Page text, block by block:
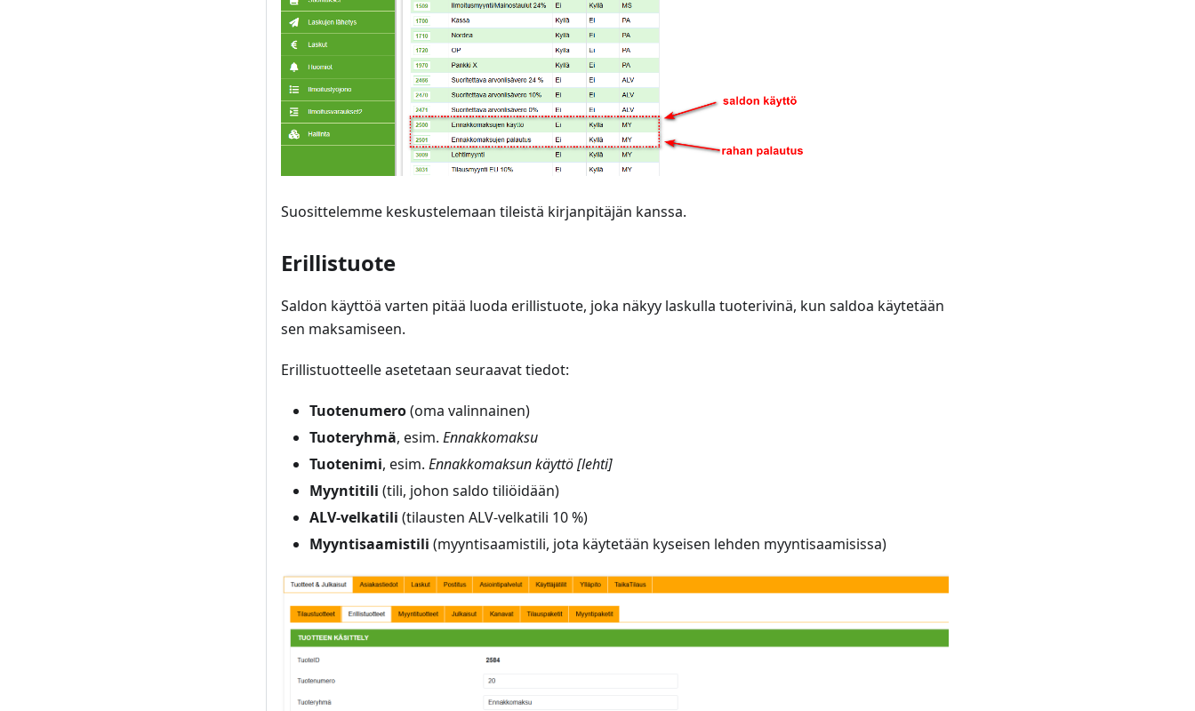
Suosittelemme keskustelemaan tileistä kirjanpitäjän kanssa.
Erillistuote
Saldon käyttöä varten pitää luoda erillistuote, joka näkyy laskulla tuoterivinä, kun saldoa käytetään
sen maksamiseen.
Erillistuotteelle asetetaan seuraavat tiedot:
Tuotenumero(oma valinnainen)
Tuoteryhmä, esim. Ennakkomaksu
Tuotenimi, esim. Ennakkomaksun käyttö [lehti]
Myyntitili (tili, johon saldo tiliöidään)
ALV-velkatili (tilausten ALV-velkatili 10 %)
Myyntisaamistili (myyntisaamistili, jota käytetään kyseisen lehden myyntisaamisissa)